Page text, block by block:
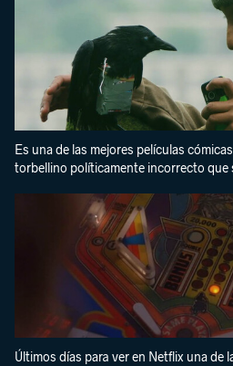
Es una de las mejores películas
torbellino políticamente incorrecto que
Últimos días para ver en Netflix una de